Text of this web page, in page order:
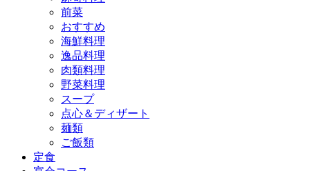
前菜
おすすめ
海鮮料理
逸品料理
肉類料理
野菜料理
スープ
点心＆ディザート
麺類
ご飯類
定食